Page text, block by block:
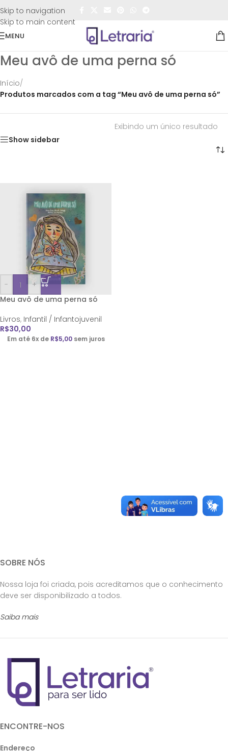
Skip to navigation
Skip to main content
FRETE GRÁTIS
MENU
Meu avô de uma perna só
Início/
Produtos marcados com a tag “Meu avô de uma perna só”
Show sidebar
Exibindo um único resultado
-
+
Meu avô de uma perna só
Livros, Infantil / Infantojuvenil
R$30,00
Em até 6x de R$5,00 sem juros
SOBRE NÓS
Nossa loja foi criada, pois acreditamos que o conhecimento
deve ser disponibilizado a todos.
Saiba mais
ENCONTRE-NOS
Endereço